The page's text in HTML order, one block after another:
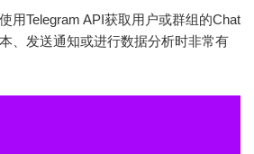
用Telegram API获取用户或群组的Chat
、发送通知或进行数据分析时非常有